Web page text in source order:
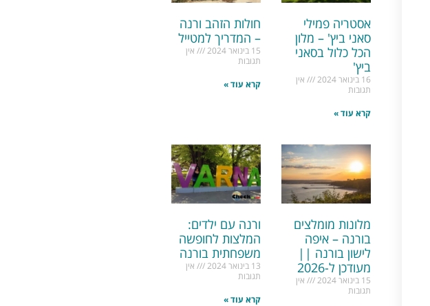
אסטריה פמילי
סאני ביץ' – מלון
הכל כלול בסאני
ביץ'
16 בינואר 2024
אין
תגובות
קרא עוד »
חולות הזהב ורנה
– המדריך למטייל
15 בינואר 2024
אין
תגובות
קרא עוד »
מלונות מומלצים
בורנה – איפה
לישון בורנה ||
מעודכן ל-2026
15 בינואר 2024
אין
תגובות
ורנה עם ילדים:
המלצות לחופשה
משפחתית בורנה
13 בינואר 2024
אין
תגובות
קרא עוד »